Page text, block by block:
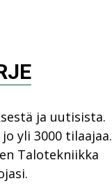
ja uutisista.
yli 3000 tilaajaa.
Talotekniikka